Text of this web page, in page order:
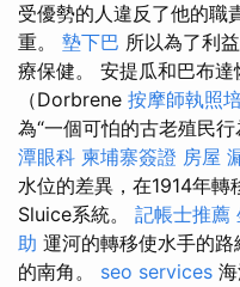
受優勢的人違反了他的職
重。 墊下巴 所以為了利
療保健。 安提瓜和巴布達
（Dorbrene 按摩師執照
為“一個可怕的古老殖民行
潭眼科 柬埔寨簽證 房屋
水位的差異，在1914年
Sluice系統。 記帳士推薦
助 運河的轉移使水手的
的南角。 seo services